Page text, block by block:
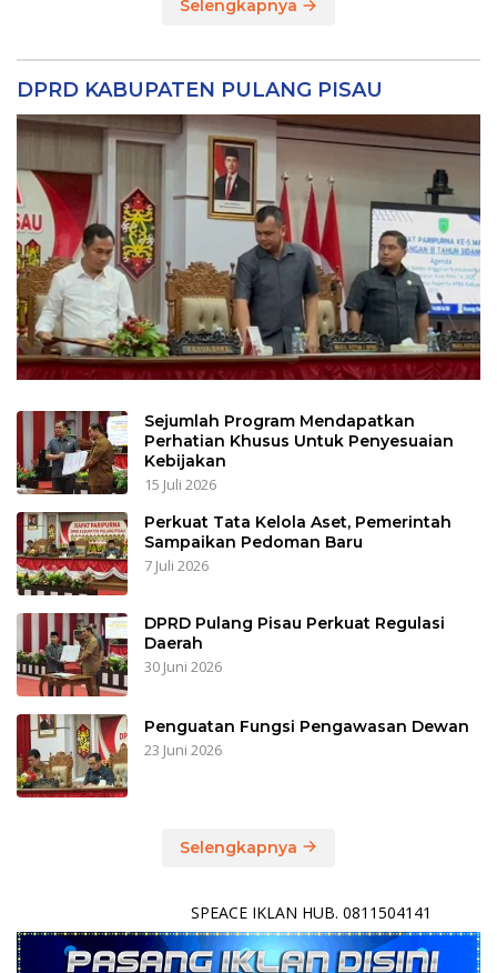
Selengkapnya
DPRD KABUPATEN PULANG PISAU
Sejumlah Program Mendapatkan
Perhatian Khusus Untuk Penyesuaian
Kebijakan
15 Juli 2026
Perkuat Tata Kelola Aset, Pemerintah
Sampaikan Pedoman Baru
7 Juli 2026
DPRD Pulang Pisau Perkuat Regulasi
Daerah
30 Juni 2026
Penguatan Fungsi Pengawasan Dewan
23 Juni 2026
Selengkapnya
SPEACE IKLAN HUB. 0811504141